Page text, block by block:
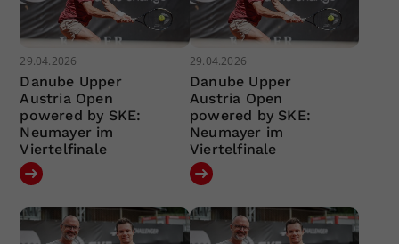
29.04.2026
Danube Upper
Austria Open
powered by SKE:
Neumayer im
Viertelfinale
29.04.2026
Danube Upper
Austria Open
powered by SKE:
Neumayer im
Viertelfinale